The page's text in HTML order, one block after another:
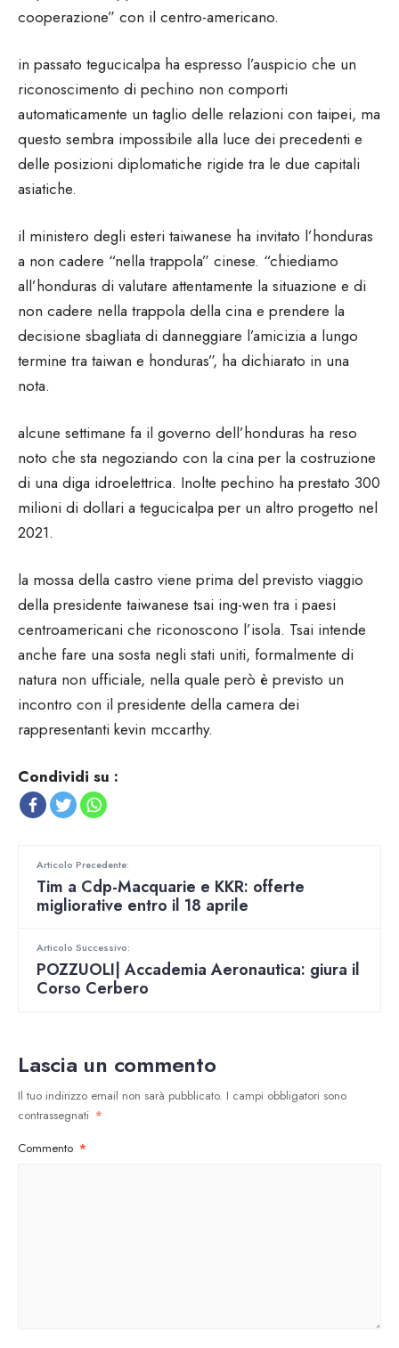
cooperazione” con il centro-americano.
in passato tegucicalpa ha espresso l’auspicio che un
riconoscimento di pechino non comporti
automaticamente un taglio delle relazioni con taipei, ma
questo sembra impossibile alla luce dei precedenti e
delle posizioni diplomatiche rigide tra le due capitali
asiatiche.
il ministero degli esteri taiwanese ha invitato l’honduras
a non cadere “nella trappola” cinese. “chiediamo
all’honduras di valutare attentamente la situazione e di
non cadere nella trappola della cina e prendere la
decisione sbagliata di danneggiare l’amicizia a lungo
termine tra taiwan e honduras”, ha dichiarato in una
nota.
alcune settimane fa il governo dell’honduras ha reso
noto che sta negoziando con la cina per la costruzione
di una diga idroelettrica. Inolte pechino ha prestato 300
milioni di dollari a tegucicalpa per un altro progetto nel
2021.
la mossa della castro viene prima del previsto viaggio
della presidente taiwanese tsai ing-wen tra i paesi
centroamericani che riconoscono l’isola. Tsai intende
anche fare una sosta negli stati uniti, formalmente di
natura non ufficiale, nella quale però è previsto un
incontro con il presidente della camera dei
rappresentanti kevin mccarthy.
Condividi su :
Articolo Precedente:
Tim a Cdp-Macquarie e KKR: offerte
migliorative entro il 18 aprile
Articolo Successivo:
POZZUOLI| Accademia Aeronautica: giura il
Corso Cerbero
Lascia un commento
Il tuo indirizzo email non sarà pubblicato. I campi obbligatori sono
contrassegnati *
Commento *